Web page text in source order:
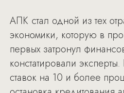
АПК стал одной из тех
экономики, которую в
первых затронул
констатировали
ставок на 10 и более